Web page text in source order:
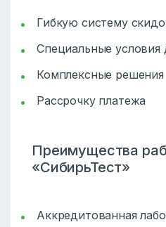
Гибкую систему
Специальные условия
Комплексные решения
Рассрочку платежа
Преимущества
«СибирьТест»
Аккредитованная